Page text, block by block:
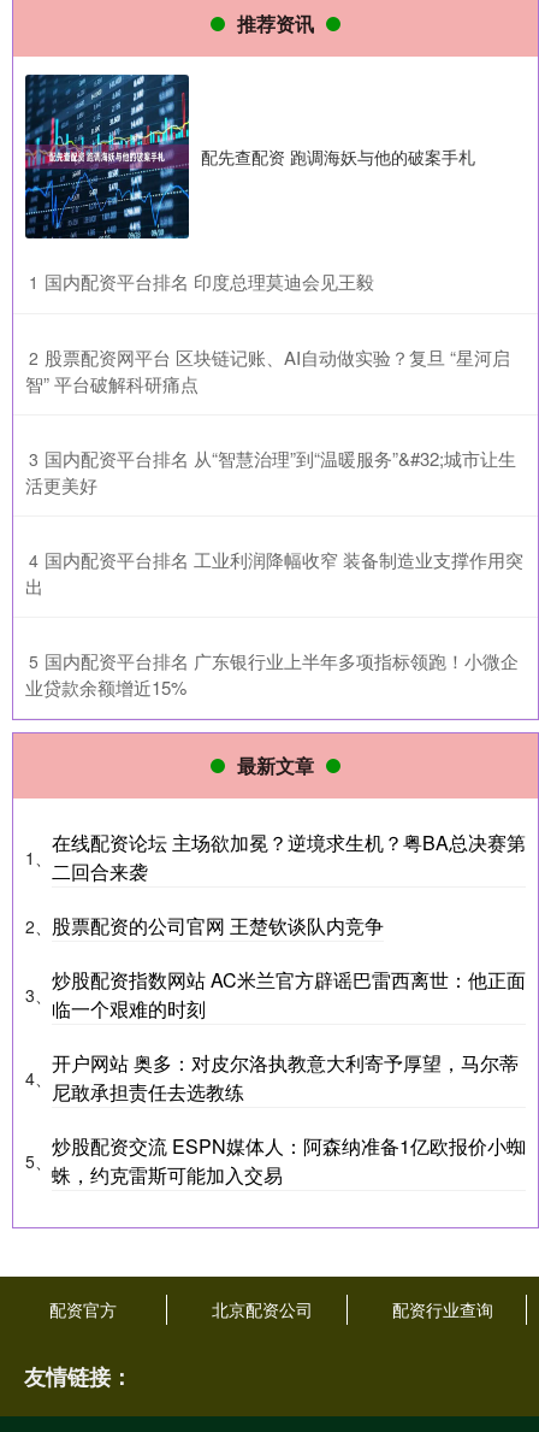
推荐资讯
配先查配资 跑调海妖与他的破案手札
1 ​国内配资平台排名 印度总理莫迪会见王毅
2 ​股票配资网平台 区块链记账、AI自动做实验？复旦 “星河启
智” 平台破解科研痛点
3 ​国内配资平台排名 从“智慧治理”到“温暖服务”&#32;城市让生
活更美好
4 ​国内配资平台排名 工业利润降幅收窄 装备制造业支撑作用突
出
5 ​国内配资平台排名 广东银行业上半年多项指标领跑！小微企
业贷款余额增近15%
最新文章
1、
在线配资论坛 主场欲加冕？逆境求生机？粤BA总决赛第
二回合来袭
2、 股票配资的公司官网 王楚钦谈队内竞争
3、
炒股配资指数网站 AC米兰官方辟谣巴雷西离世：他正面
临一个艰难的时刻
4、
开户网站 奥多：对皮尔洛执教意大利寄予厚望，马尔蒂
尼敢承担责任去选教练
5、
炒股配资交流 ESPN媒体人：阿森纳准备1亿欧报价小蜘
蛛，约克雷斯可能加入交易
配资官方 北京配资公司 配资行业查询
友情链接：